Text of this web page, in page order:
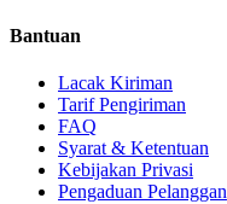
Bantuan
Lacak Kiriman
Tarif Pengiriman
FAQ
Syarat & Ketentuan
Kebijakan Privasi
Pengaduan Pelanggan